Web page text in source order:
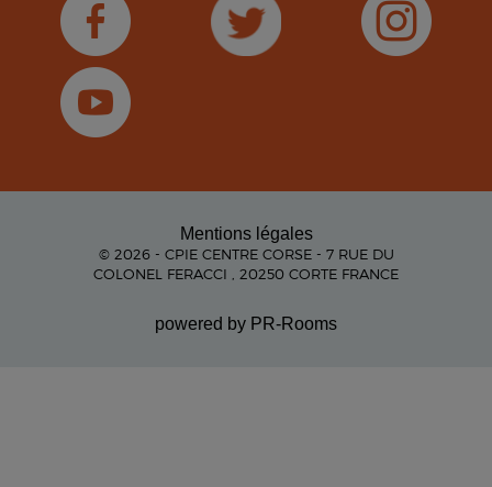
Mentions légales
© 2026 - CPIE CENTRE CORSE - 7 RUE DU
COLONEL FERACCI , 20250 CORTE FRANCE
powered by PR-Rooms